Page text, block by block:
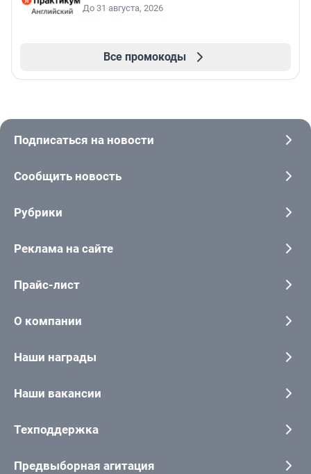
До 31 августа, 2026
Все промокоды
Подписаться на новости
Сообщить новость
Рубрики
Реклама на сайте
Прайс-лист
О компании
Наши награды
Наши вакансии
Техподдержка
Предвыборная агитация